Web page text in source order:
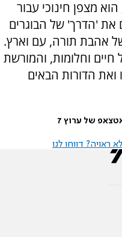
מצפן חינוכי עבור
את 'הדרך' של הבוגרים
אהבת תורה, עם וארץ.
וחלומות, והמורשת
הדורות הבאים
של ערוץ 7
דווחו לנו